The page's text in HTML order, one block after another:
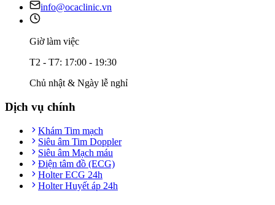
info@ocaclinic.vn
Giờ làm việc
T2 - T7: 17:00 - 19:30
Chủ nhật & Ngày lễ nghỉ
Dịch vụ chính
Khám Tim mạch
Siêu âm Tim Doppler
Siêu âm Mạch máu
Điện tâm đồ (ECG)
Holter ECG 24h
Holter Huyết áp 24h